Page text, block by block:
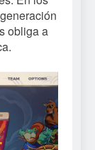
obliga a